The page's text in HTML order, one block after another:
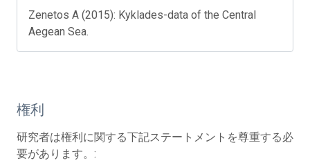
Zenetos A (2015): Kyklades-data of the Central
Aegean Sea.
権利
研究者は権利に関する下記ステートメントを尊重する必
要があります。: